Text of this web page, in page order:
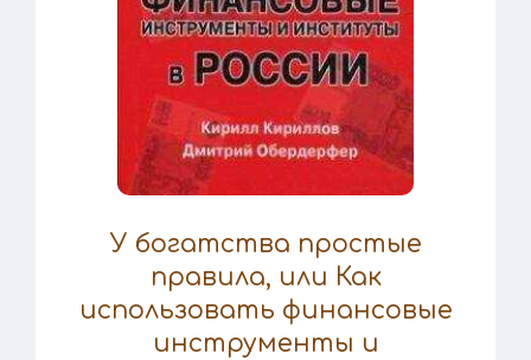
У богатства простые
правила, или Как
использовать финансовые
инструменты и